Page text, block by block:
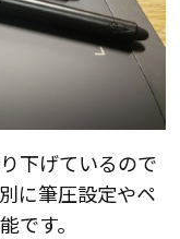
下げているので
に筆圧設定やペ
です。